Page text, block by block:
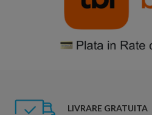
LIVRARE GRATUITA